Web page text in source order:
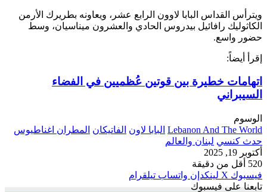
ويترأس القداس البابا لاوون الرابع عشر، ويعاونه بطريرك الأرمن
الكاثوليك رافائيل بيدروس الحادي والعشرون ميناسيان، وسط
حضور واسع.
إقرأ أيضاً:
اتهامات خطيرة بين قوتين عُظميين في الفضاء
السيبراني
الوسوم
Lebanon And The World البابا لاون الفاتيكان المطران اغناطيوس
حدث كنسي لبنان والعالم
أكتوبر 19, 2025
520 أقل من دقيقة
فيسبوك ‫X لينكدإن واتساب تيلقرام
تابعنا على فيسبوك